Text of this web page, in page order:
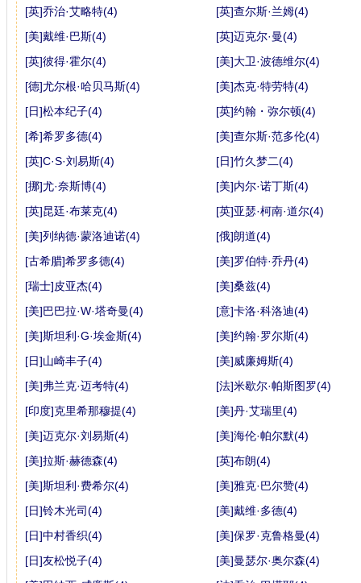
[英]乔治·艾略特(4)
[英]查尔斯·兰姆(4)
[美]戴维·巴斯(4)
[英]迈克尔·曼(4)
[英]彼得·霍尔(4)
[美]大卫·波德维尔(4)
[德]尤尔根·哈贝马斯(4)
[美]杰克·特劳特(4)
[日]松本纪子(4)
[英]约翰・弥尔顿(4)
[希]希罗多德(4)
[美]查尔斯·范多伦(4)
[英]C·S·刘易斯(4)
[日]竹久梦二(4)
[挪]尤·奈斯博(4)
[美]内尔·诺丁斯(4)
[英]昆廷·布莱克(4)
[英]亚瑟·柯南·道尔(4)
[美]列纳德·蒙洛迪诺(4)
[俄]朗道(4)
[古希腊]希罗多德(4)
[美]罗伯特·乔丹(4)
[瑞士]皮亚杰(4)
[美]桑兹(4)
[美]巴巴拉·W·塔奇曼(4)
[意]卡洛·科洛迪(4)
[美]斯坦利·G·埃金斯(4)
[美]约翰·罗尔斯(4)
[日]山崎丰子(4)
[美]威廉姆斯(4)
[美]弗兰克·迈考特(4)
[法]米歇尔·帕斯图罗(4)
[印度]克里希那穆提(4)
[美]丹·艾瑞里(4)
[美]迈克尔·刘易斯(4)
[美]海伦·帕尔默(4)
[美]拉斯·赫德森(4)
[英]布朗(4)
[美]斯坦利·费希尔(4)
[美]雅克·巴尔赞(4)
[日]铃木光司(4)
[美]戴维·多德(4)
[日]中村香织(4)
[美]保罗·克鲁格曼(4)
[日]友松悦子(4)
[美]曼瑟尔·奥尔森(4)